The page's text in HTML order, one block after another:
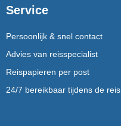
Service
Persoonlijk & snel contact
Advies van reisspecialist
Reispapieren per post
24/7 bereikbaar tijdens de reis